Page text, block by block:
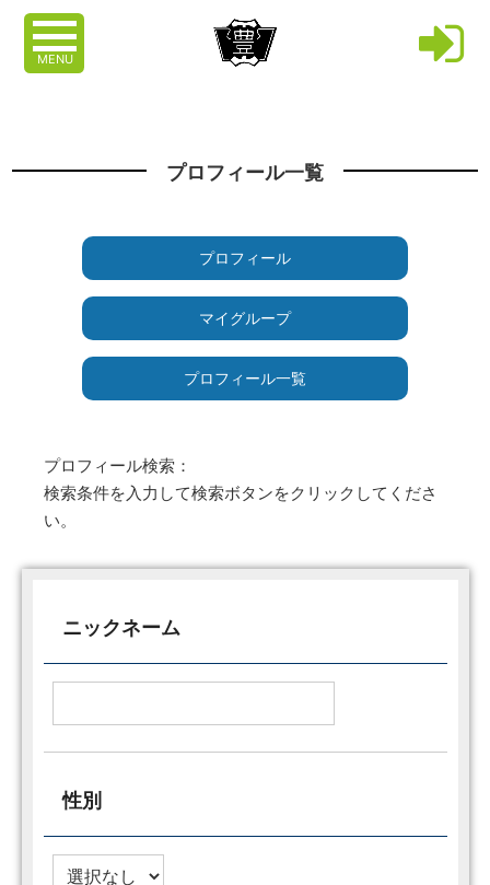
MENU
プロフィール一覧
プロフィール
マイグループ
プロフィール一覧
プロフィール検索：
検索条件を入力して検索ボタンをクリックしてくださ
い。
ニックネーム
性別